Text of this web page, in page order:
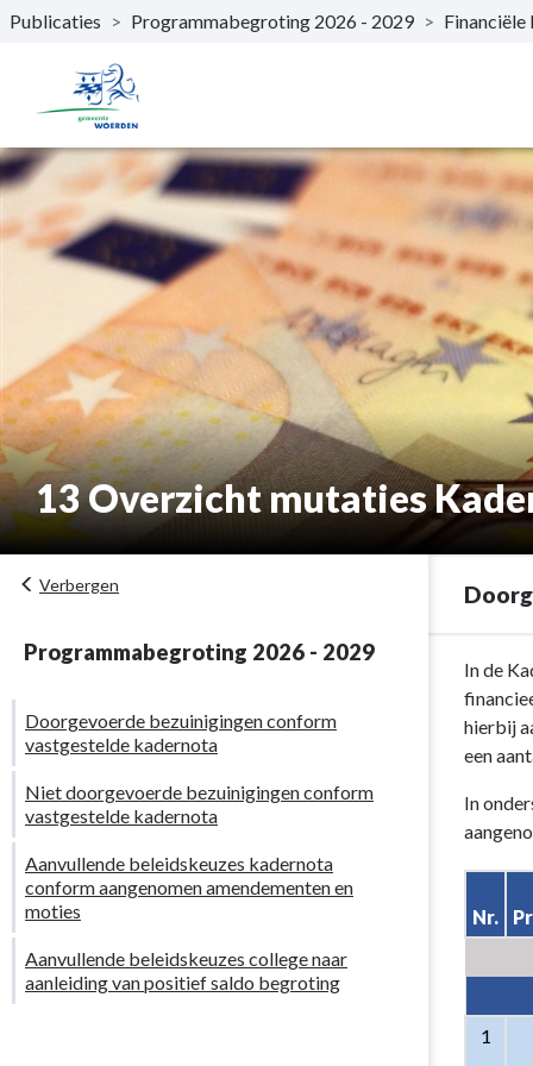
Naar hoofdinhoud
Publicaties > Programmabegroting 2026 - 2029 >
13 Overzicht mutaties
Verbergen
Programmabegroting 2026 - 2029
Doorgevoerde bezuinigingen conform
vastgestelde kadernota
Niet doorgevoerde bezuinigingen conform
vastgestelde kadernota
Aanvullende beleidskeuzes kadernota
conform aangenomen amendementen en
moties
Aanvullende beleidskeuzes college naar
aanleiding van positief saldo begroting
Terug
navigatie
Overzicht
mutaties
Kadernota
Begroting
conform
In de
hierbij
een
In
Nr.
1